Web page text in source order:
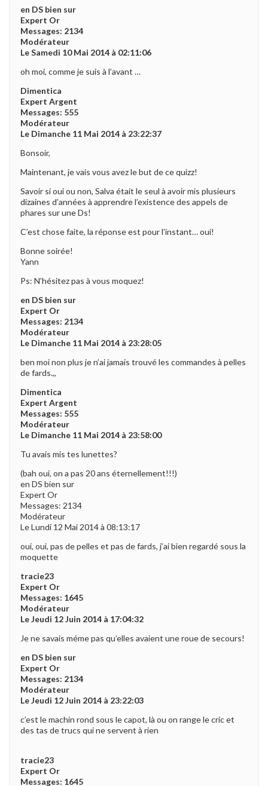
en DS bien sur
Expert Or
Messages: 2134
Modérateur
Le Samedi 10 Mai 2014 à 02:11:06
oh moi, comme je suis à l’avant …
Dimentica
Expert Argent
Messages: 555
Modérateur
Le Dimanche 11 Mai 2014 à 23:22:37
Bonsoir,
Maintenant, je vais vous avez le but de ce quizz!
Savoir si oui ou non, Salva était le seul à avoir mis plusieurs
dizaines d’années à apprendre l’existence des appels de
phares sur une Ds!
C’est chose faite, la réponse est pour l’instant… oui!
Bonne soirée!
Yann
Ps: N’hésitez pas à vous moquez!
en DS bien sur
Expert Or
Messages: 2134
Modérateur
Le Dimanche 11 Mai 2014 à 23:28:05
ben moi non plus je n’ai jamais trouvé les commandes à pelles
de fards.,,
Dimentica
Expert Argent
Messages: 555
Modérateur
Le Dimanche 11 Mai 2014 à 23:58:00
Tu avais mis tes lunettes?
(bah oui, on a pas 20 ans éternellement!!!)
en DS bien sur
Expert Or
Messages: 2134
Modérateur
Le Lundi 12 Mai 2014 à 08:13:17
oui, oui, pas de pelles et pas de fards, j’ai bien regardé sous la
moquette
tracie23
Expert Or
Messages: 1645
Modérateur
Le Jeudi 12 Juin 2014 à 17:04:32
Je ne savais méme pas qu’elles avaient une roue de secours!
en DS bien sur
Expert Or
Messages: 2134
Modérateur
Le Jeudi 12 Juin 2014 à 23:22:03
c’est le machin rond sous le capot, là ou on range le cric et
des tas de trucs qui ne servent à rien
tracie23
Expert Or
Messages: 1645